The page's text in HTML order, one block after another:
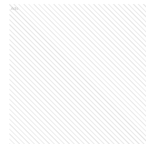
Ads